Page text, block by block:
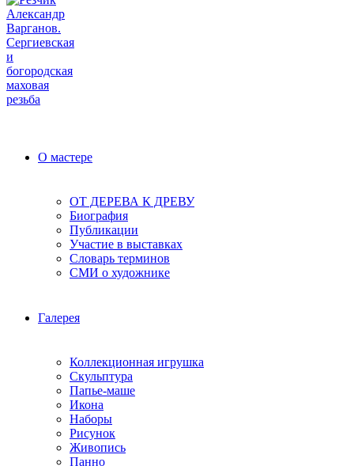
О мастере
ОТ ДЕРЕВА К ДРЕВУ
Биография
Публикации
Участие в выставках
Словарь терминов
СМИ о художнике
Галерея
Коллекционная игрушка
Скульптура
Папье-маше
Икона
Наборы
Рисунок
Живопись
Панно